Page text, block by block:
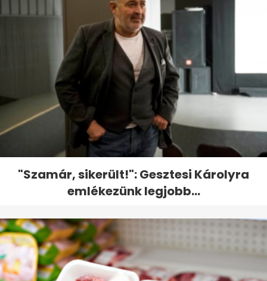
"Szamár, sikerült!": Gesztesi Károlyra
emlékezünk legjobb...